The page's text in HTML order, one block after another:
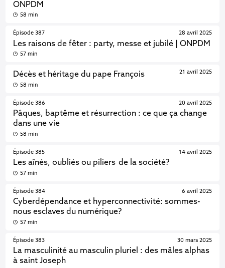
ONPDM
58 min
Épisode 387
Les raisons de fêter : party, messe et jubilé | ONPDM
28 avril 2025
57 min
Décès et héritage du pape François 21 avril 2025
58 min
Épisode 386
Pâques, baptême et résurrection : ce que ça change
dans une vie
20 avril 2025
58 min
Épisode 385
Les aînés, oubliés ou piliers de la société?
14 avril 2025
57 min
Épisode 384
Cyberdépendance et hyperconnectivité: sommes-
nous esclaves du numérique?
6 avril 2025
57 min
Épisode 383
La masculinité au masculin pluriel : des mâles alphas
à saint Joseph
30 mars 2025